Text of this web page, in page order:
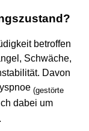
betroffen
Schwäche,
Davon
(gestörte
dabei um